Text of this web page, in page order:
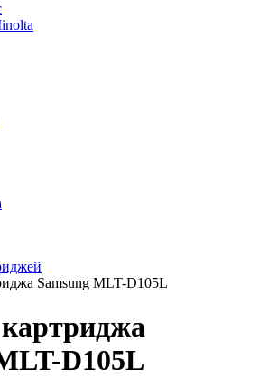
Samsung MLT-D105L
D105L